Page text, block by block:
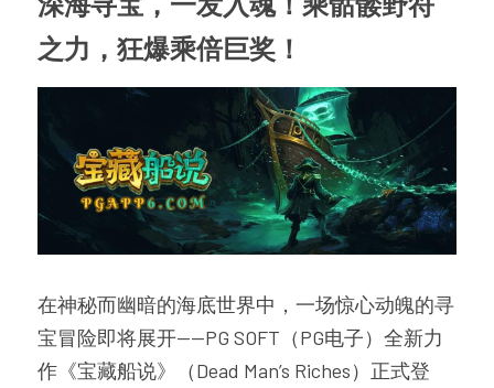
之力，狂爆乘倍巨奖！
在神秘而幽暗的海底世界中，一场惊心动魄的寻
宝冒险即将展开——PG SOFT（PG电子）全新力
作《宝藏船说》（Dead Man’s Riches）正式登